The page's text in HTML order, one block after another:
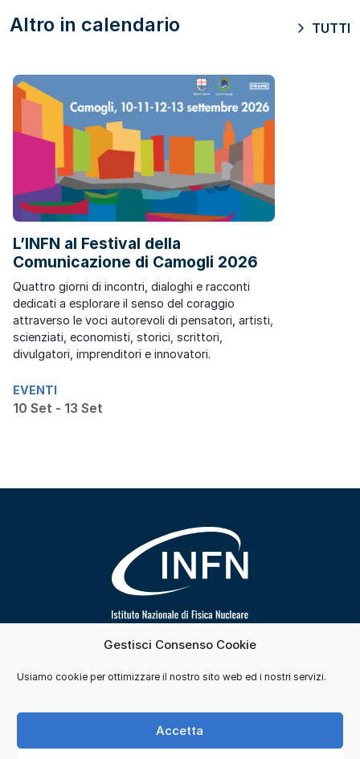
Gestisci Consenso Cookie
Usiamo cookie per ottimizzare il nostro sito web ed i nostri servizi.
Accetta
Altro in calendario TUTTI
L’INFN al Festival della
Comunicazione di Camogli 2026
Quattro giorni di incontri, dialoghi e racconti
dedicati a esplorare il senso del coraggio
attraverso le voci autorevoli di pensatori, artisti,
scienziati, economisti, storici, scrittori,
divulgatori, imprenditori e innovatori.
EVENTI
10 Set - 13 Set
Segui INFN su
Contatti Cookie e consensi
Privacy
Credits